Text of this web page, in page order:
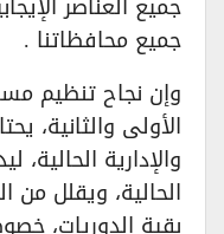
جميع محافظاتنا .
وإن نجاح تنظيم
الأولى والثانية،
والإدارية الحالية،
الحالية، ويقلل من
بقية الدوريات،